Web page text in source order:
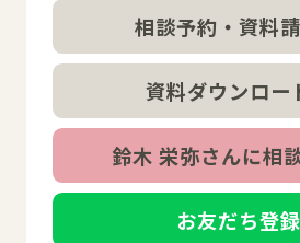
相談予約・資料
資料ダウンロー
鈴木 栄弥さんに相
お友だち登録